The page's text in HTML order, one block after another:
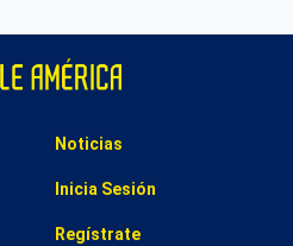
Noticias
Inicia Sesión
Regístrate